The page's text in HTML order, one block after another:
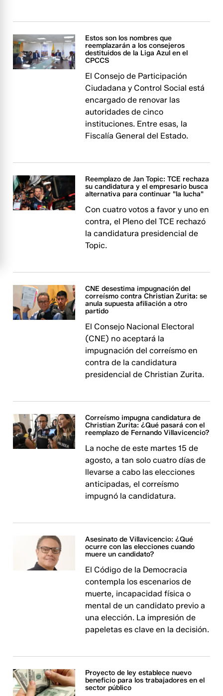
Estos son los nombres que
reemplazarán a los consejeros
destituidos de la Liga Azul en el
CPCCS
El Consejo de Participación
Ciudadana y Control Social está
encargado de renovar las
autoridades de cinco
instituciones. Entre esas, la
Fiscalía General del Estado.
Reemplazo de Jan Topic: TCE rechaza
su candidatura y el empresario busca
alternativa para continuar "la lucha"
Con cuatro votos a favor y uno en
contra, el Pleno del TCE rechazó
la candidatura presidencial de
Topic.
CNE desestima impugnación del
correísmo contra Christian Zurita: se
anula supuesta afiliación a otro
partido
El Consejo Nacional Electoral
(CNE) no aceptará la
impugnación del correísmo en
contra de la candidatura
presidencial de Christian Zurita.
Correísmo impugna candidatura de
Christian Zurita: ¿Qué pasará con el
reemplazo de Fernando Villavicencio?
La noche de este martes 15 de
agosto, a tan solo cuatro días de
llevarse a cabo las elecciones
anticipadas, el correísmo
impugnó la candidatura.
Asesinato de Villavicencio: ¿Qué
ocurre con las elecciones cuando
muere un candidato?
El Código de la Democracia
contempla los escenarios de
muerte, incapacidad física o
mental de un candidato previo a
una elección. La impresión de
papeletas es clave en la decisión.
Proyecto de ley establece nuevo
beneficio para los trabajadores en el
sector público